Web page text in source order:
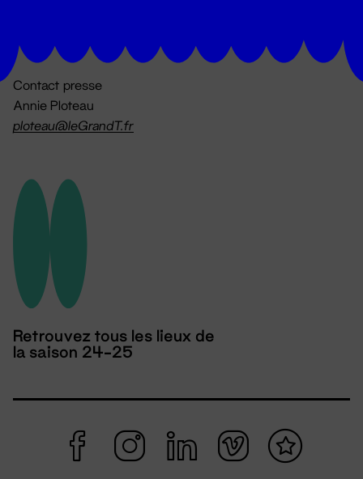
Contact presse
Annie Ploteau
ploteau@leGrandT.fr
Retrouvez tous les lieux de
la saison 24-25